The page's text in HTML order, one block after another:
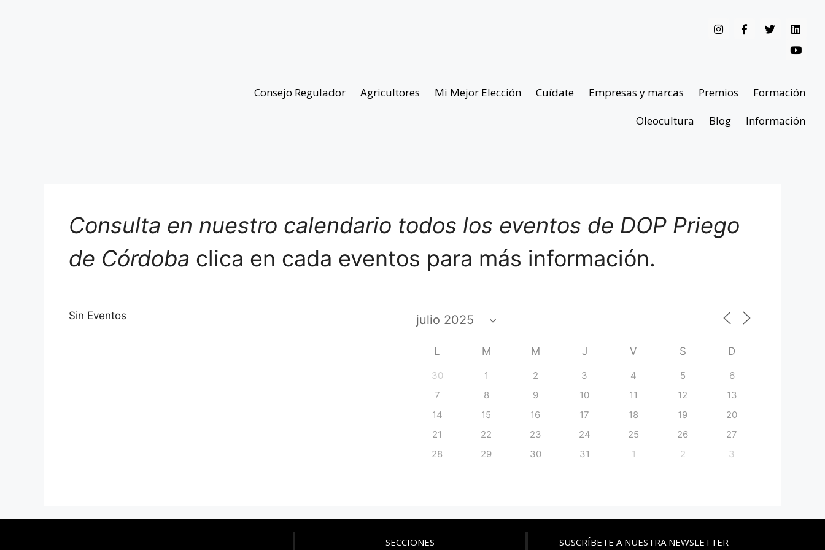
Consejo Regulador Agricultores Mi Mejor Elección Cuídate Empresas y marcas Premios
Formación
Oleocultura
Blog Información
Consulta en nuestro calendario todos los eventos de DOP Priego
de Córdoba clica en cada eventos para más información.
Sin Eventos
L M M J V S D
30 1 2 3 4 5
6
7
8 9 10 11 12
13
14
15 16 17 18 19
20
21
22 23 24 25 26
27
28
29 30 31 1 2 3
SECCIONES SUSCRÍBETE A NUESTRA NEWSLETTER